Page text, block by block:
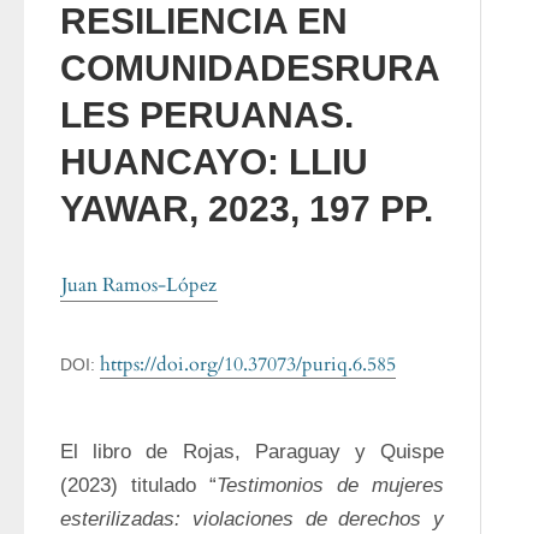
RESILIENCIA EN
COMUNIDADESRURA
LES PERUANAS.
HUANCAYO: LLIU
YAWAR, 2023, 197 PP.
Juan Ramos-López
DOI: https://doi.org/10.37073/puriq.6.585
El libro de Rojas, Paraguay y Quispe
(2023) titulado “Testimonios de mujeres
esterilizadas: violaciones de derechos y